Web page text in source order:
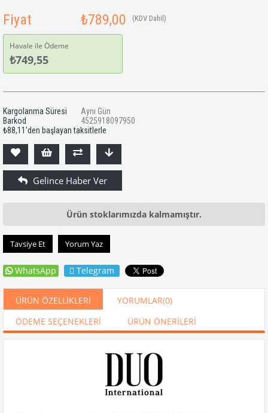
Fiyat ₺789,00 (KDV Dahil)
Havale ile Ödeme
₺749,55
Kargolanma Süresi
Aynı Gün
Barkod
4525918097950
₺88,11'den başlayan taksitlerle
Ürün stoklarımızda kalmamıştır.
Tavsiye Et Yorum Yaz
WhatsApp Telegram
ÜRÜN ÖZELLIKLERI YORUMLAR(0)
ÖDEME SEÇENEKLERI
ÜRÜN ÖNERILERI